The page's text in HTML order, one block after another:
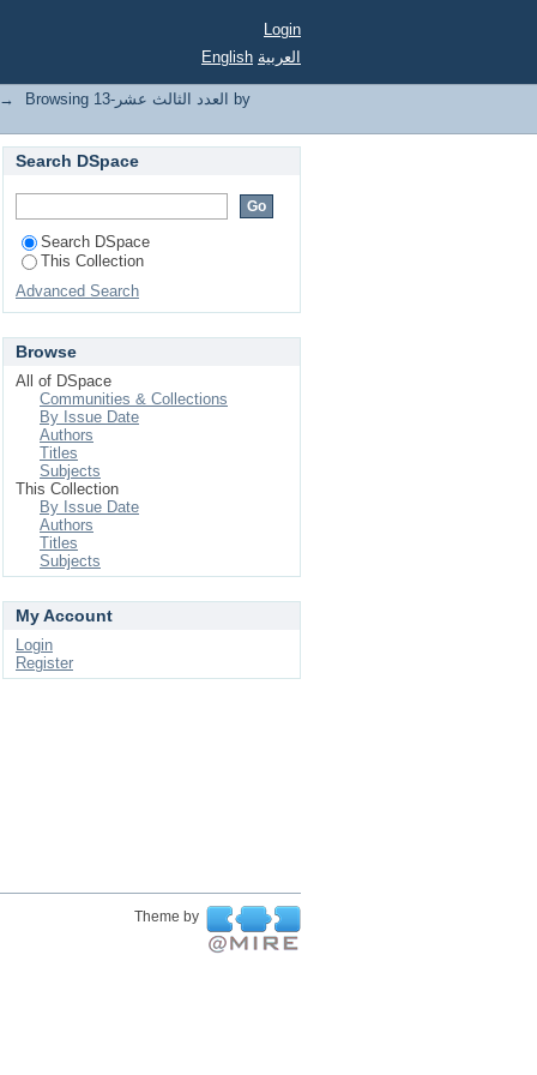
Login
English العربية
→
Browsing العدد الثالث عشر-13 by
Search DSpace
Search DSpace
This Collection
Advanced Search
Browse
All of DSpace
Communities & Collections
By Issue Date
Authors
Titles
Subjects
This Collection
By Issue Date
Authors
Titles
Subjects
My Account
Login
Register
Theme by